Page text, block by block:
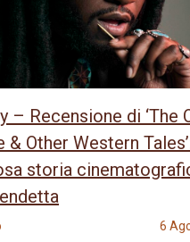
– Recensione di ‘The
& Other Western
storia
6